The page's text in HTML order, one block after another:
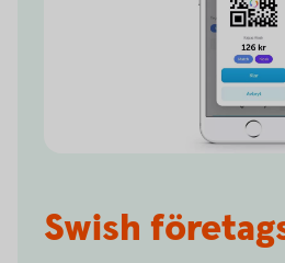
Swish